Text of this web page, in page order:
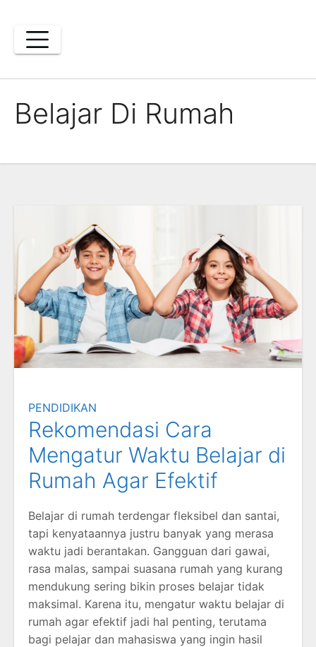
content
Belajar Di Rumah
PENDIDIKAN
Rekomendasi Cara
Mengatur Waktu Belajar di
Rumah Agar Efektif
Belajar di rumah terdengar fleksibel dan santai,
tapi kenyataannya justru banyak yang merasa
waktu jadi berantakan. Gangguan dari gawai,
rasa malas, sampai suasana rumah yang kurang
mendukung sering bikin proses belajar tidak
maksimal. Karena itu, mengatur waktu belajar di
rumah agar efektif jadi hal penting, terutama
bagi pelajar dan mahasiswa yang ingin hasil